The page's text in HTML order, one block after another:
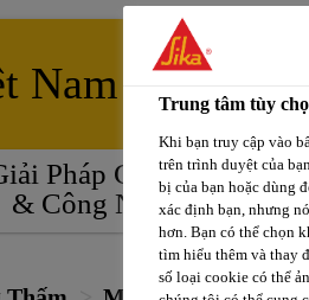
Nam
Pháp Cho Ô-tô
& Công Nghiệp
Trung tâm tùy
Khi bạn truy cập vào
trên trình duyệt của
bị của bạn hoặc dùng
xác định bạn, nhưng
hơn. Bạn có thể chọn
tìm hiểu thêm và thay
số loại cookie có thể